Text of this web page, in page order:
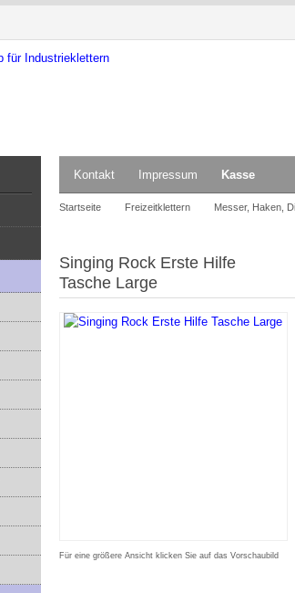
Kontakt Impressum Kasse
Startseite Freizeitklettern Messer, Haken,
Singing Rock Erste Hilfe
Tasche Large
Für eine größere Ansicht klicken Sie auf das Vorschaubild